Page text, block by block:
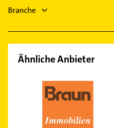
Engen Hegau
Gartenbau & Landschaftsbau
Schreiner
Branche
Ähnliche Anbieter